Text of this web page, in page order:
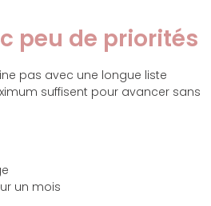
peu de priorités
pas avec une longue liste
suffisent pour avancer sans
un mois